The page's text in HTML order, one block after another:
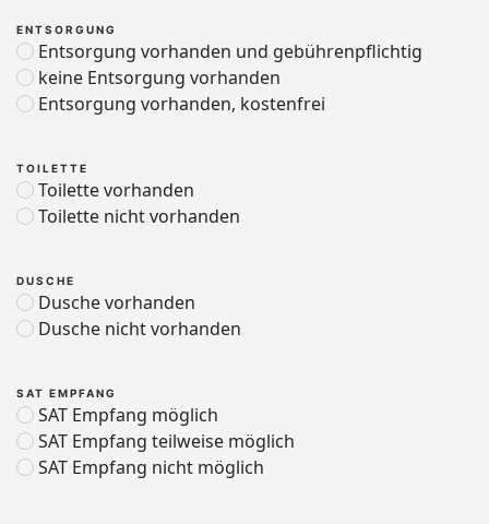
ENTSORGUNG
Entsorgung vorhanden und gebührenpflichtig
keine Entsorgung vorhanden
Entsorgung vorhanden, kostenfrei
TOILETTE
Toilette vorhanden
Toilette nicht vorhanden
DUSCHE
Dusche vorhanden
Dusche nicht vorhanden
SAT EMPFANG
SAT Empfang möglich
SAT Empfang teilweise möglich
SAT Empfang nicht möglich